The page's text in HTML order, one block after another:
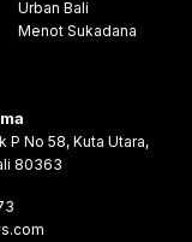
Urban Bali
Menot Sukadana
P No 58, Kuta Utara,
80363